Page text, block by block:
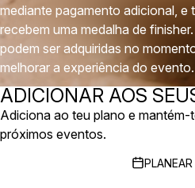
mediante pagamento adicional, e
recebem uma medalha de
podem ser adquiridas no
melhorar a experiência do evento.
ADICIONAR AOS
Adiciona ao teu plano e
próximos eventos.
PLANEAR